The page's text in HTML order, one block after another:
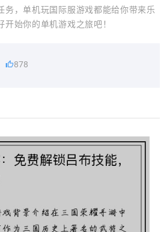
务，单机玩国际服游戏都能给你带来乐
始你的单机游戏之旅吧！
878